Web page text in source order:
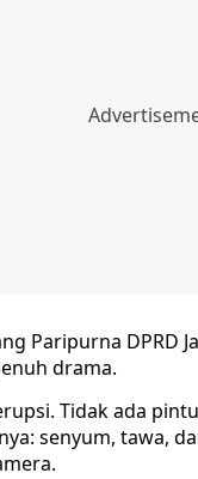
Paripurna
drama.
Tidak ada
senyum, tawa,